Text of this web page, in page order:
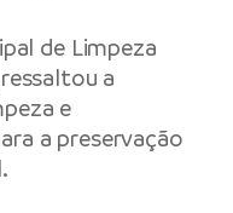
de Limpeza
ressaltou a
e
a preservação